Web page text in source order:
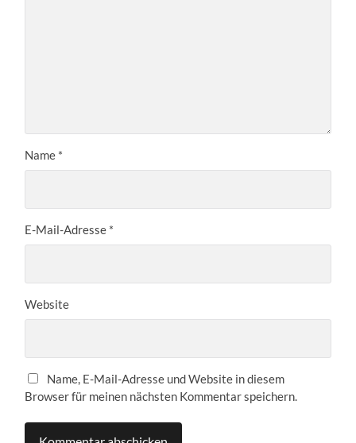
Name *
E-Mail-Adresse *
Website
Name, E-Mail-Adresse und Website in diesem
Browser für meinen nächsten Kommentar speichern.